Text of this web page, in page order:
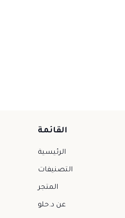
القائمة
الرئيسية
التصنيفات
المتجر
عن د.حلو